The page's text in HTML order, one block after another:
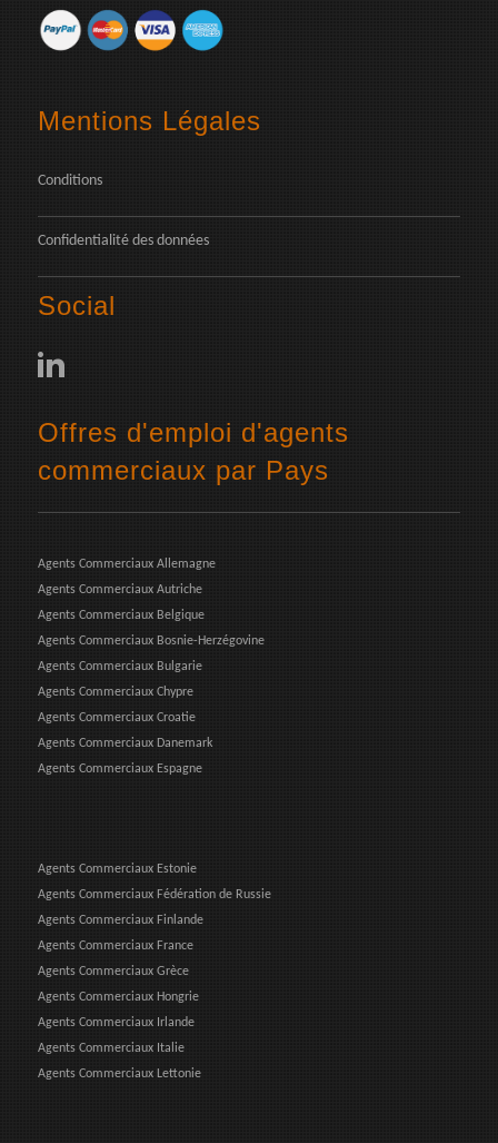
Mentions Légales
Conditions
Confidentialité des données
Social
Offres d'emploi d'agents
commerciaux par Pays
Agents Commerciaux Allemagne
Agents Commerciaux Autriche
Agents Commerciaux Belgique
Agents Commerciaux Bosnie-Herzégovine
Agents Commerciaux Bulgarie
Agents Commerciaux Chypre
Agents Commerciaux Croatie
Agents Commerciaux Danemark
Agents Commerciaux Espagne
Agents Commerciaux Estonie
Agents Commerciaux Fédération de Russie
Agents Commerciaux Finlande
Agents Commerciaux France
Agents Commerciaux Grèce
Agents Commerciaux Hongrie
Agents Commerciaux Irlande
Agents Commerciaux Italie
Agents Commerciaux Lettonie